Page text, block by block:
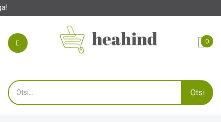
0
Otsi